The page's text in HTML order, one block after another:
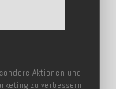
Aktionen und
zu verbessern